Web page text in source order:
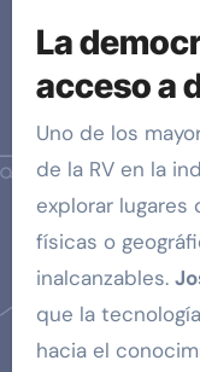
La
acceso a
Uno de los
de la RV en la
explorar lugares
físicas o
inalcanzables.
que la
hacia el